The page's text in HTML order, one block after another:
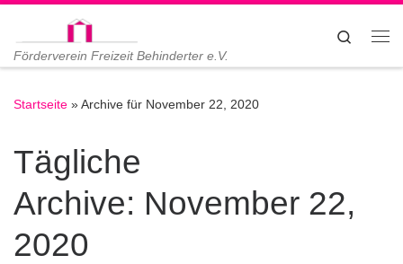
Zum Inhalt springen
Förderverein Freizeit Behinderter e.V.
Search
Startseite »Archive für November 22, 2020
Tägliche
Archive: November 22,
2020